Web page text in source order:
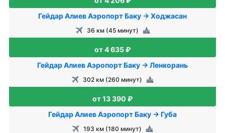
Гейдар Алиев Аэропорт Баку → Ходжасан
36 км (45 минут)
от 4 635 ₽
Гейдар Алиев Аэропорт Баку → Ленкорань
302 км (260 минут)
от 13 390 ₽
Гейдар Алиев Аэропорт Баку → Губа
193 км (180 минут)